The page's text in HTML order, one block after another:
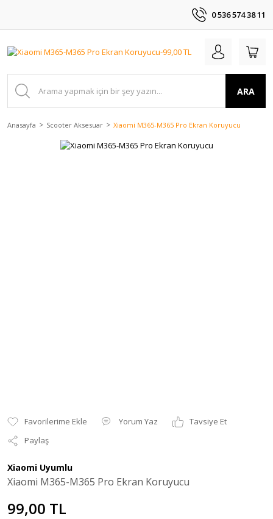
0 536 574 38 11
ARA
Anasayfa Scooter Aksesuar Xiaomi M365-M365 Pro Ekran Koruyucu
Yorum Yaz
Tavsiye Et
Paylaş
Xiaomi Uyumlu
Xiaomi M365-M365 Pro Ekran Koruyucu
99,00 TL